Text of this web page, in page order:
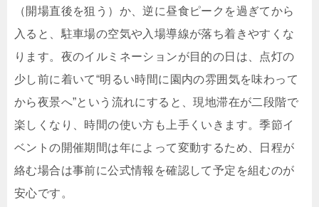
（開場直後を狙う）か、逆に昼食ピークを過ぎてから
入ると、駐車場の空気や入場導線が落ち着きやすくな
ります。夜のイルミネーションが目的の日は、点灯の
少し前に着いて“明るい時間に園内の雰囲気を味わって
から夜景へ”という流れにすると、現地滞在が二段階で
楽しくなり、時間の使い方も上手くいきます。季節イ
ベントの開催期間は年によって変動するため、日程が
絡む場合は事前に公式情報を確認して予定を組むのが
安心です。